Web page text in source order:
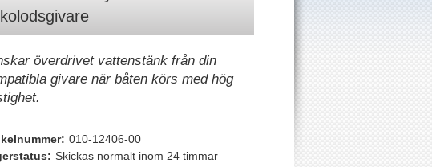
överdrivet vattenstänk från din
givare när båten körs med hög
010-12406-00
Skickas normalt inom 24 timmar